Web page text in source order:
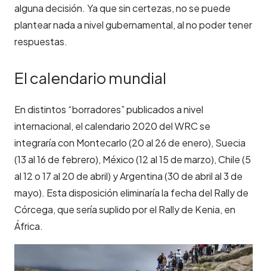
alguna decisión. Ya que sin certezas, no se puede
plantear nada a nivel gubernamental, al no poder tener
respuestas.
El calendario mundial
En distintos “borradores” publicados a nivel
internacional, el calendario 2020 del WRC se
integraría con Montecarlo (20 al 26 de enero), Suecia
(13 al 16 de febrero), México (12 al 15 de marzo), Chile (5
al 12 o 17 al 20 de abril) y Argentina (30 de abril al 3 de
mayo). Esta disposición eliminaría la fecha del Rally de
Córcega, que sería suplido por el Rally de Kenia, en
África.